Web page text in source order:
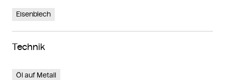
Eisenblech
Technik
Öl auf Metall